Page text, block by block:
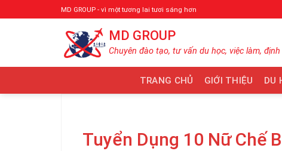
qua
MD GROUP - vì một tương lai tươi sáng hơn
MD GROUP
Chuyên đào tạo, tư vấn du học, việc làm,
TRANG CHỦ GIỚI THIỆU DU
Tuyển Dụng 10 Nữ Chế